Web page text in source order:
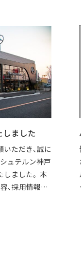
ました
ただき、誠に
ュテルン神戸
ました。 本
、採用情報な